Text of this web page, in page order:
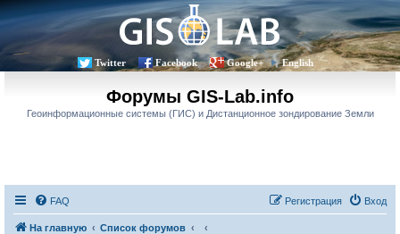
Twitter Facebook Google+ English
Форумы GIS-Lab.info
Геоинформационные системы (ГИС) и Дистанционное зондирование Земли
FAQ Вход
Регистрация
На главную Список форумов